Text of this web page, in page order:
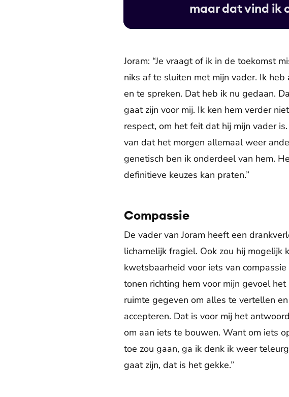
maar dat vind ik
Joram: “Je vraagt of ik in de toekomst
niks af te sluiten met mijn vader. Ik
en te spreken. Dat heb ik nu gedaan.
gaat zijn voor mij. Ik ken hem verder
respect, om het feit dat hij mijn vader
van dat het morgen allemaal weer
genetisch ben ik onderdeel van hem.
definitieve keuzes kan praten.”
Compassie
De vader van Joram heeft een
lichamelijk fragiel. Ook zou hij mogelijk
kwetsbaarheid voor iets van
tonen richting hem voor mijn gevoel
ruimte gegeven om alles te vertellen
accepteren. Dat is voor mij het
om aan iets te bouwen. Want om iets
toe zou gaan, ga ik denk ik weer
gaat zijn, dat is het gekke.”